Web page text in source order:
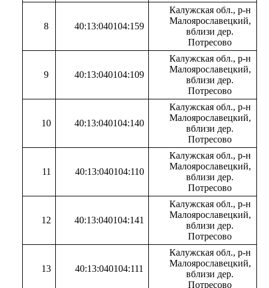
8 40:13:040104:159
Калужская обл., р-н
Малоярославецкий,
вблизи дер.
Потресово
9 40:13:040104:109
Калужская обл., р-н
Малоярославецкий,
вблизи дер.
Потресово
10 40:13:040104:140
Калужская обл., р-н
Малоярославецкий,
вблизи дер.
Потресово
11 40:13:040104:110
Калужская обл., р-н
Малоярославецкий,
вблизи дер.
Потресово
12 40:13:040104:141
Калужская обл., р-н
Малоярославецкий,
вблизи дер.
Потресово
13 40:13:040104:111
Калужская обл., р-н
Малоярославецкий,
вблизи дер.
Потресово